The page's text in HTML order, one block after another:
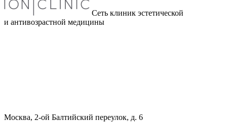
Сеть клиник эстетической
и антивозрастной медицины
Москва, 2-ой Балтийский переулок, д. 6